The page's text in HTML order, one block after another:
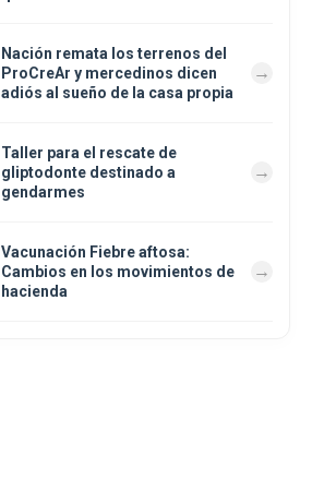
Nación remata los terrenos del
ProCreAr y mercedinos dicen
adiós al sueño de la casa propia
Taller para el rescate de
gliptodonte destinado a
gendarmes
Vacunación Fiebre aftosa:
Cambios en los movimientos de
hacienda